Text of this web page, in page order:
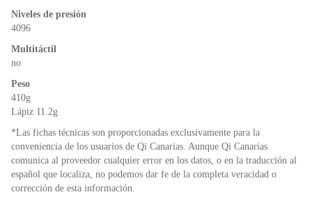
Niveles de presión
4096
Multitáctil
no
Peso
410g
Lápiz 11.2g
*Las fichas técnicas son proporcionadas exclusivamente para la
conveniencia de los usuarios de Qi Canarias. Aunque Qi Canarias
comunica al proveedor cualquier error en los datos, o en la traducción al
español que localiza, no podemos dar fe de la completa veracidad o
corrección de esta información.